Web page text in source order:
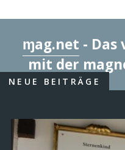
ɱag.net - Das
mit der
NEUE BEITRÄGE